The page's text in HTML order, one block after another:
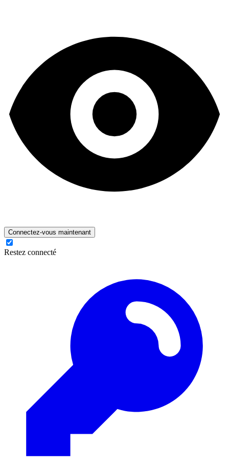
Connectez-vous maintenant
Restez connecté